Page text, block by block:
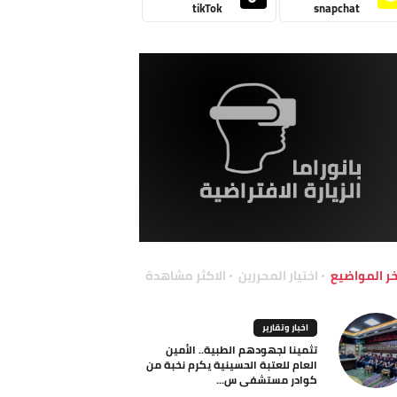
snapchat
tikTok
المواضيع اختيار المحررين الاكثر مشاهدة
اخبار وتقارير
تثمينا لجهودهم الطبية.. الأمين
العام للعتبة الحسينية يكرم نخبة من
كوادر مستشفى س...